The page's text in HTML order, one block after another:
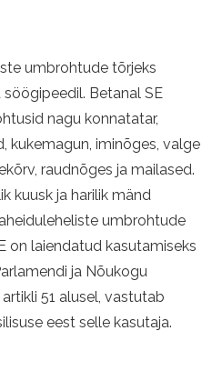
umbrohtude tõrjeks
Betanal SE
nagu konnatatar,
kukemagun, iminõges, valge
raudnõges ja mailased.
kuusk ja harilik mänd
umbrohtude
on laiendatud kasutamiseks
ja Nõukogu
51 alusel, vastutab
eest selle kasutaja.